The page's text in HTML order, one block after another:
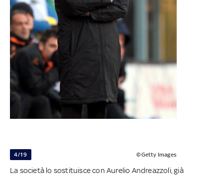
4/19 ©Getty Images
La società lo sostituisce con Aurelio Andreazzoli, già